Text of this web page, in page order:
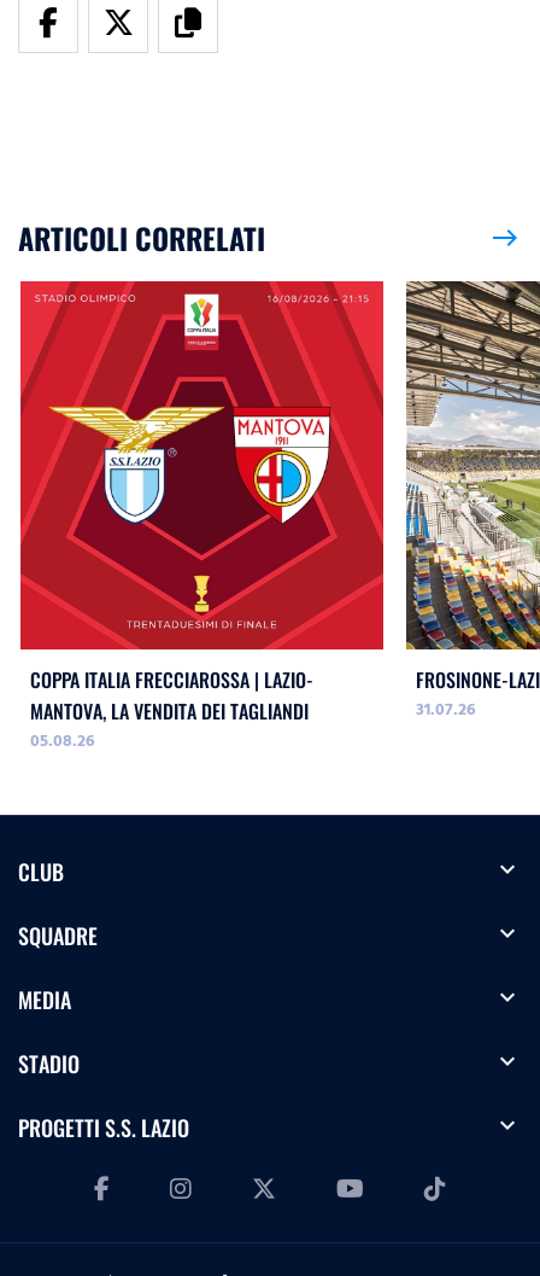
ARTICOLI CORRELATI east
COPPA ITALIA FRECCIAROSSA | LAZIO-
MANTOVA, LA VENDITA DEI TAGLIANDI
05.08.26
FROSINONE-
31.07.26
CLUB expand_more
SQUADRE expand_more
MEDIA expand_more
STADIO expand_more
PROGETTI S.S. LAZIO expand_more